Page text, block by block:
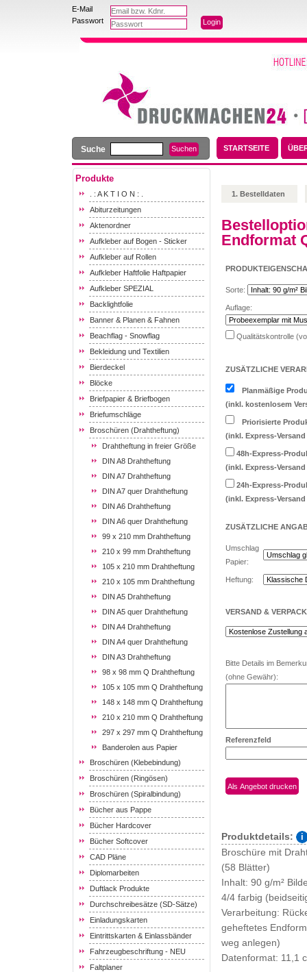
E-Mail
Passwort
Suche STARTSEITE
Produkte
. : A K T I O N : .
Abiturzeitungen
Aktenordner
Aufkleber auf Bogen - Sticker
Aufkleber auf Rollen
Aufkleber Haftfolie Haftpapier
Aufkleber SPEZIAL
Backlightfolie
Banner & Planen & Fahnen
Beachflag - Snowflag
Bekleidung und Textilien
Bierdeckel
Blöcke
Briefpapier & Briefbogen
Briefumschläge
Broschüren (Drahtheftung)
Drahtheftung in freier Größe
DIN A8 Drahtheftung
DIN A7 Drahtheftung
DIN A7 quer Drahtheftung
DIN A6 Drahtheftung
DIN A6 quer Drahtheftung
99 x 210 mm Drahtheftung
210 x 99 mm Drahtheftung
105 x 210 mm Drahtheftung
210 x 105 mm Drahtheftung
DIN A5 Drahtheftung
DIN A5 quer Drahtheftung
DIN A4 Drahtheftung
DIN A4 quer Drahtheftung
DIN A3 Drahtheftung
98 x 98 mm Q Drahtheftung
105 x 105 mm Q Drahtheftung
148 x 148 mm Q Drahtheftung
210 x 210 mm Q Drahtheftung
297 x 297 mm Q Drahtheftung
Banderolen aus Papier
Broschüren (Klebebindung)
Broschüren (Ringösen)
Broschüren (Spiralbindung)
Bücher aus Pappe
Bücher Hardcover
Bücher Softcover
CAD Pläne
Diplomarbeiten
Duftlack Produkte
Durchschreibesätze (SD-Sätze)
Einladungskarten
Eintrittskarten & Einlassbänder
Fahrzeugbeschriftung - NEU
Faltplaner
1. Bestelldaten
Endformat
Sorte:
Auflage:
Qualitätskontrolle
ZUSÄTZLICHE
Planmäßige
(inkl. kostenlosem
Priorisierte
(inkl. Express-Versand
48h-Express-
(inkl. Express-Versand
24h-Express-
(inkl. Express-Versand
ZUSÄTZLICHE
Umschlag
Papier:
Heftung:
VERSAND &
Bitte Details im
(ohne Gewähr):
Referenzfeld
Produktdetails:
Broschüre mit
(58 Blätter)
Inhalt: 90 g/m²
4/4 farbig
Verarbeitung:
geheftetes
weg anlegen)
Datenformat: 11,1